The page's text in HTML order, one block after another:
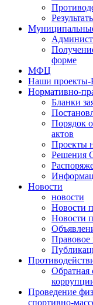
форме
МФЦ
Наши проекты-
Нормативно-
Бланки
Порядок
актов
Проекты
Решения
Новости
новости
Новости
Новости
Правовое
Обратная
Проведение
спортивно-